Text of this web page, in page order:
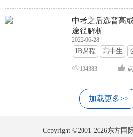
中考之后选普高
途径解析
2022-06-28
IB课程 高中生
104383
加载更多>>
Copyright ©2001-2026东方国